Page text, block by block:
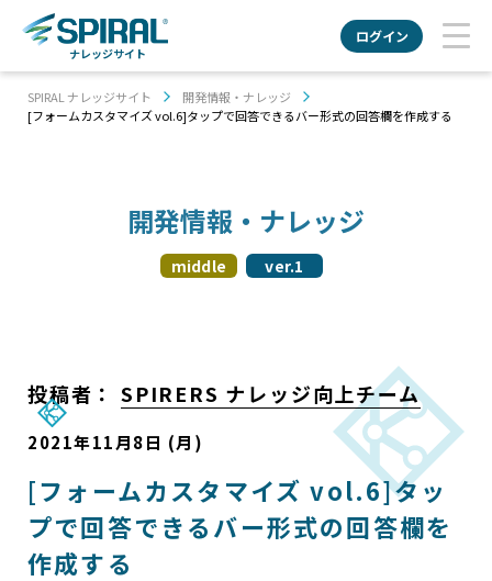
ナレッジサイト
ログイン
SPIRAL ナレッジサイト
開発情報・ナレッジ
[フォームカスタマイズ vol.6]タップで回答できるバー形式の回答欄を作成する
開発情報・ナレッジ
middle ver.1
投稿者： SPIRERS ナレッジ向上チーム
2021年11月8日 (月)
[フォームカスタマイズ vol.6]タッ
プで回答できるバー形式の回答欄を
作成する